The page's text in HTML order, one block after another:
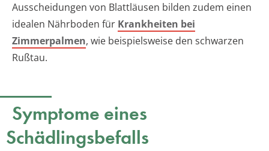
Ausscheidungen von Blattläusen bilden zudem einen
idealen Nährboden für Krankheiten bei
Zimmerpalmen, wie beispielsweise den schwarzen
Rußtau.
Symptome eines
Schädlingsbefalls